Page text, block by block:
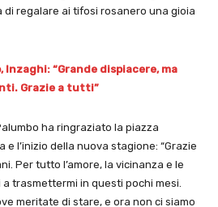
regalare ai tifosi rosanero una gioia
Inzaghi: “Grande dispiacere, ma
Grazie a tutti”
ha ringraziato la piazza
l’inizio della nuova stagione: “Grazie
Per tutto l’amore, la vicinanza e le
trasmettermi in questi pochi mesi.
meritate di stare, e ora non ci siamo